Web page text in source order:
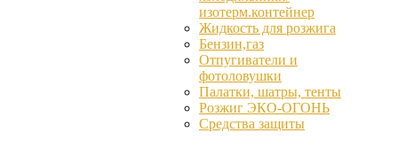
изотерм.контейнер
Жидкость для розжига
Бензин,газ
Отпугиватели и
фотоловушки
Палатки, шатры, тенты
Розжиг ЭКО-ОГОНЬ
Средства защиты